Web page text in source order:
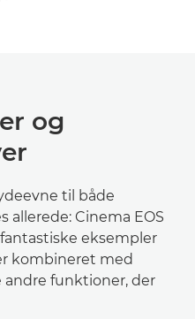
og
til både
allerede: Cinema EOS
fantastiske eksempler
kombineret med
andre funktioner, der